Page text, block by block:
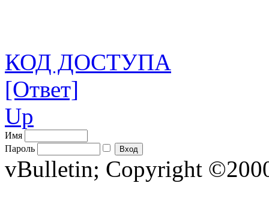
КОД ДОСТУПА
[Ответ]
Up
Имя
Пароль
vBulletin; Copyright